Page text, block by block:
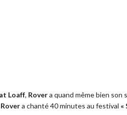
Loaff, Rovera quand même bien son
Rovera chanté 40 minutes au festival «